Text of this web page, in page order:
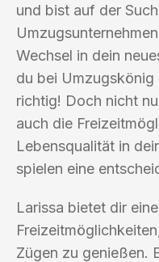
und bist auf der
Wechsel in dein
du bei Umzugskönig
richtig! Doch nicht
auch die
Lebensqualität in
spielen eine
Larissa bietet dir
Zügen zu genießen.